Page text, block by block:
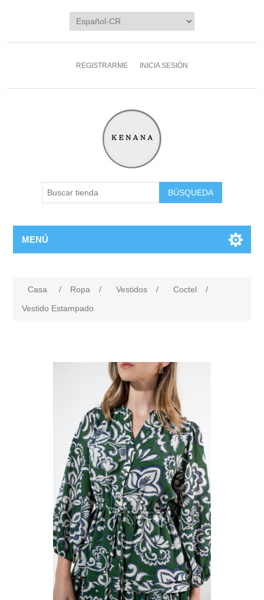
REGISTRARME INICIA SESIÓN
MENÚ
Casa / Ropa / Vestidos / Coctel
/
Vestido Estampado